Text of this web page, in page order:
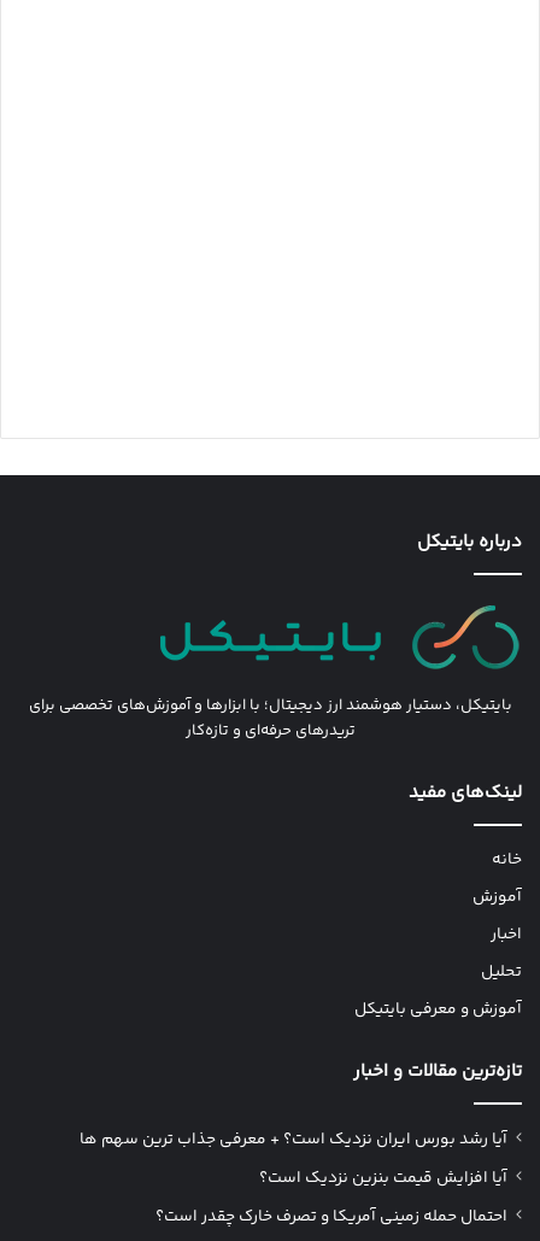
درباره بایتیکل
بایتیکل، دستیار هوشمند ارز دیجیتال؛ با ابزارها و آموزش‌های تخصصی برای
تریدرهای حرفه‌ای و تازه‌کار
لینک‌های مفید
خانه
آموزش
اخبار
تحلیل
آموزش و معرفی بایتیکل
تازه‌ترین مقالات و اخبار
آیا رشد بورس ایران نزدیک است؟ + معرفی جذاب ترین سهم ها
آیا افزایش قیمت بنزین نزدیک است؟
احتمال حمله زمینی آمریکا و تصرف خارک چقدر است؟